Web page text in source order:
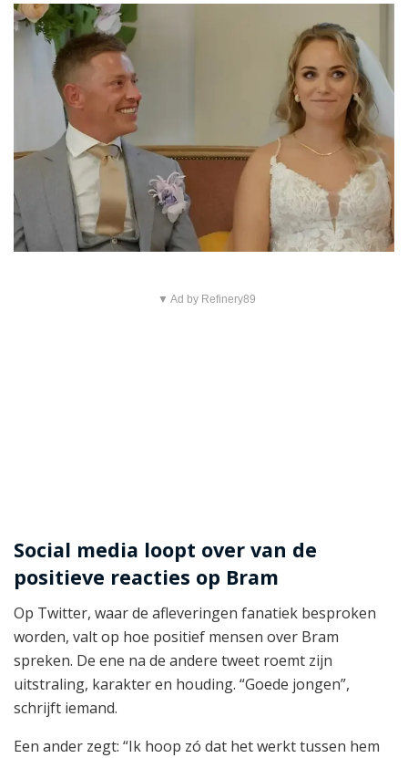
▼ Ad by Refinery89
Social media loopt over van de
positieve reacties op Bram
Op Twitter, waar de afleveringen fanatiek besproken
worden, valt op hoe positief mensen over Bram
spreken. De ene na de andere tweet roemt zijn
uitstraling, karakter en houding. “Goede jongen”,
schrijft iemand.
Een ander zegt: “Ik hoop zó dat het werkt tussen hem